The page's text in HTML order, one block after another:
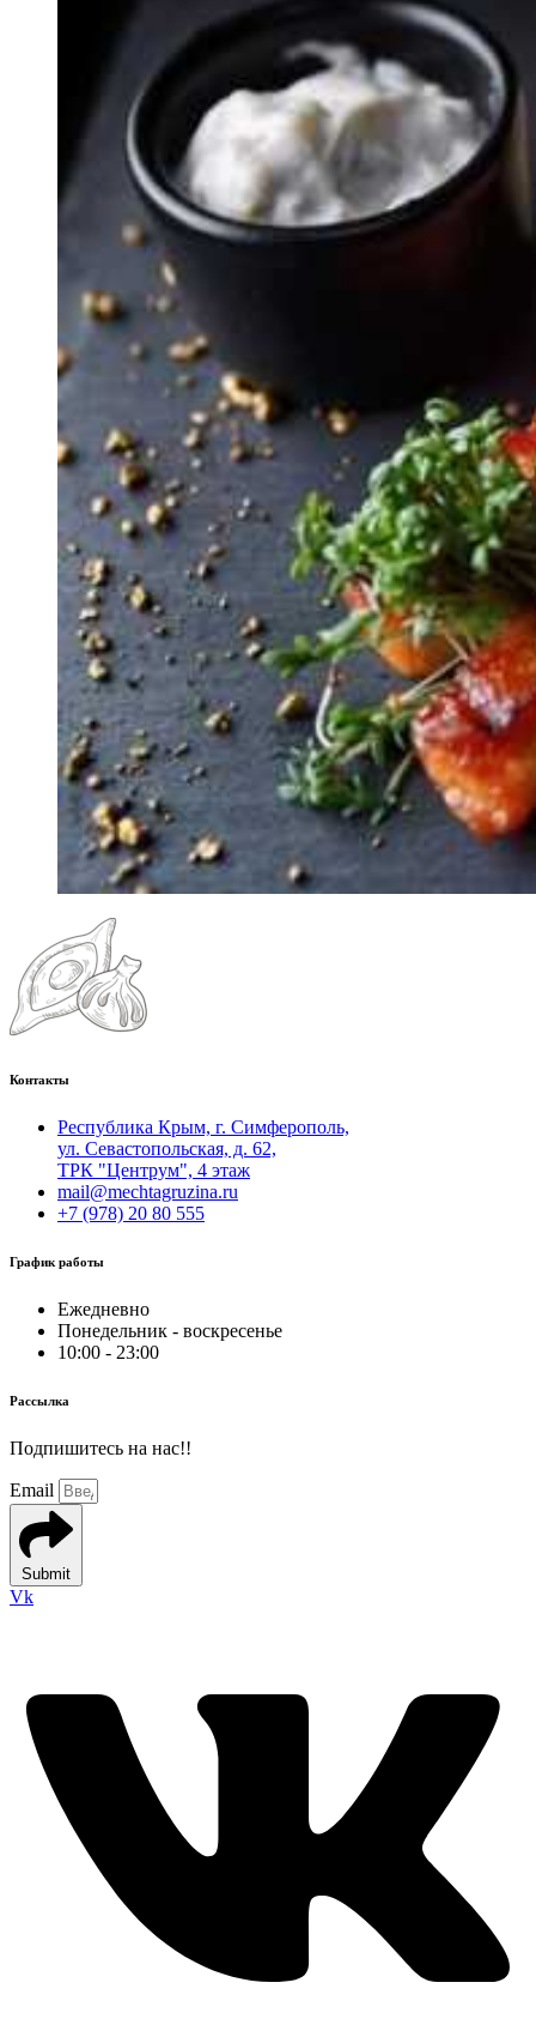
Контакты
Республика Крым, г. Симферополь,
ул. Севастопольская, д. 62,
ТРК "Центрум", 4 этаж
mail@mechtagruzina.ru
+7 (978) 20 80 555
График работы
Ежедневно
Понедельник - воскресенье
10:00 - 23:00
Рассылка
Подпишитесь на нас!!
Email
Submit
Vk